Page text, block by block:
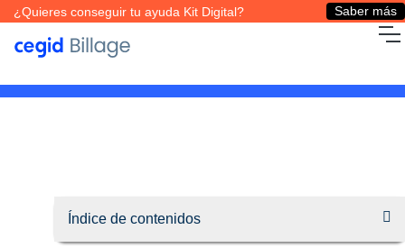
¿Quieres conseguir tu ayuda Kit Digital? Saber más